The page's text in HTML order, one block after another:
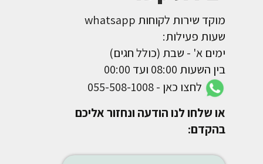
מוקד שירות לקוחות whatsapp
שעות פעילות:
ימים א' - שבת (כולל חגים)
בין השעות 08:00 ועד 00:00
לחצו כאן - 055-508-1008
או שלחו לנו הודעה ונחזור אליכם
בהקדם: